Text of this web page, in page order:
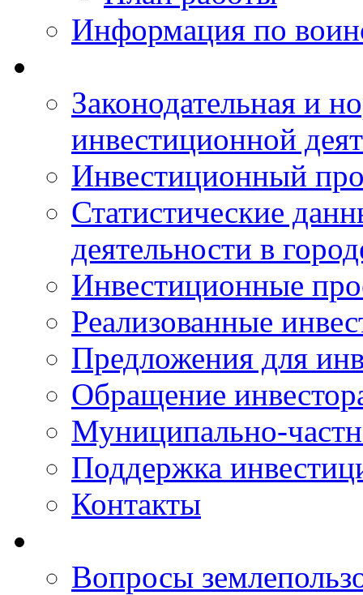
Информация по
Законодательная и
инвестиционной
Инвестиционный
Статистические
деятельности в
Инвестиционные
Реализованные
Предложения для
Обращение
Муниципально-
Поддержка
Контакты
Вопросы